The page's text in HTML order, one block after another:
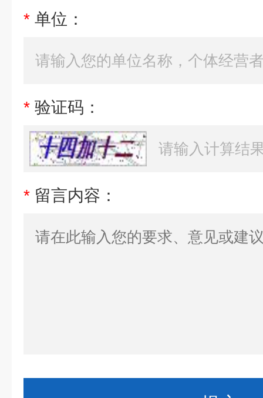
* 单位：
* 验证码：
* 留言内容：